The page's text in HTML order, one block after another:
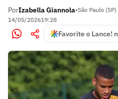
PorIzabella Giannola•São Paulo (SP)
14/05/202619:28
Favorite o Lance!